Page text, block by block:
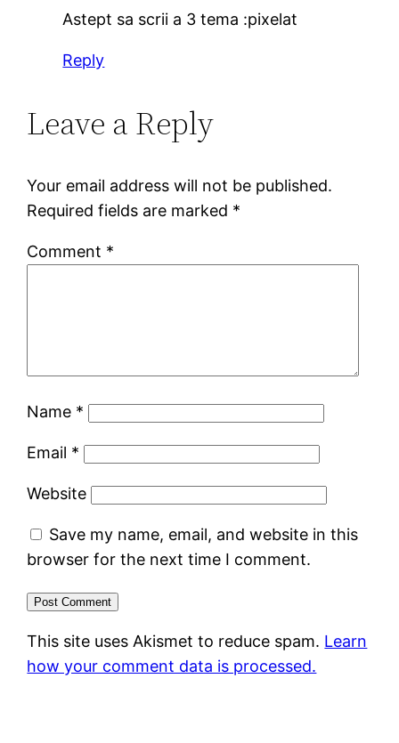
Astept sa scrii a 3 tema :pixelat
Reply
Leave a Reply
Your email address will not be published.
Required fields are marked *
Comment *
Name *
Email *
Website
Save my name, email, and website in this
browser for the next time I comment.
This site uses Akismet to reduce spam. Learn
how your comment data is processed.